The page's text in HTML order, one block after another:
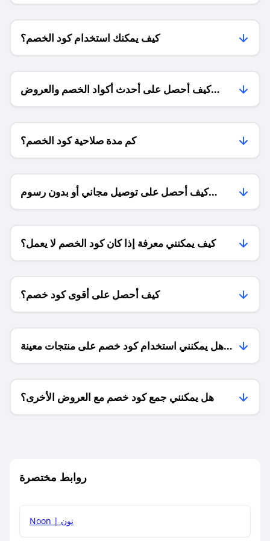
كيف يمكنك استخدام كود الخصم؟
كيف أحصل على أحدث أكواد الخصم والعروض
للمتاجر؟
كم مدة صلاحية كود الخصم؟
كيف أحصل على توصيل مجاني أو بدون رسوم
الشحن ؟
كيف يمكنني معرفة إذا كان كود الخصم لا يعمل؟
كيف أحصل على أقوى كود خصم؟
هل يمكنني استخدام كود خصم على منتجات معينة
فقط؟
هل يمكنني جمع كود خصم مع العروض الأخرى؟
روابط مختصرة
Noon | نون